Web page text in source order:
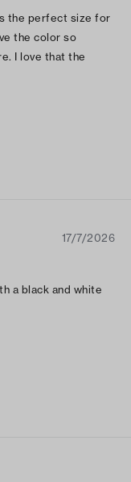
the perfect size for
the color so
I love that the
is soft. My only wish
17/7/2026
a black and white